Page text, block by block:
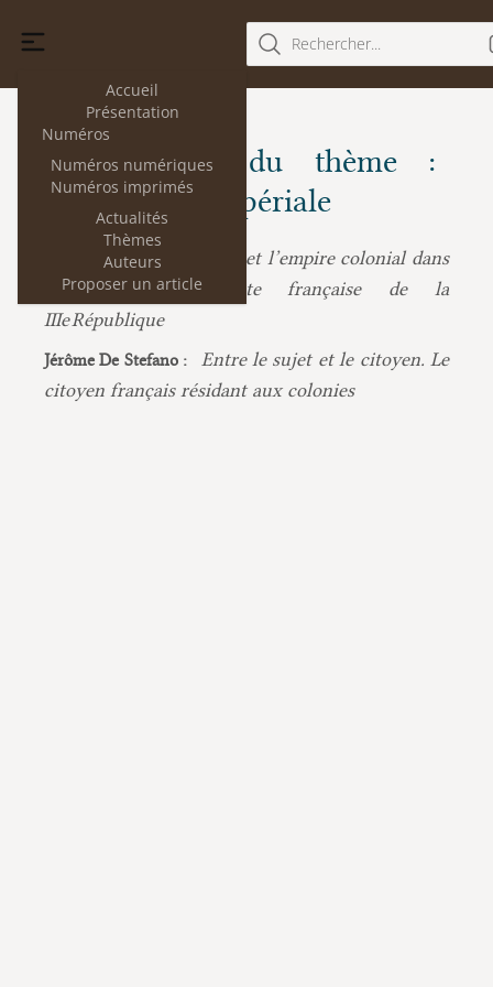
Accueil
Présentation
Numéros
Numéros numériques
Numéros imprimés
Actualités
Thèmes
Auteurs
Proposer un article
Rechercher...
Les articles du thème :
République impériale
Olivier Beaud :
L’Empire et l’empire colonial dans
la doctrine publiciste française de la
IIIe République
Jérôme De Stefano :
Entre le sujet et le citoyen. Le
citoyen français résidant aux colonies